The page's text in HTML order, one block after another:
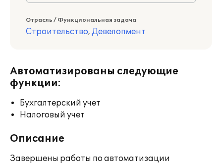
Отрасль / Функциональная задача
Строительство, Девелопмент
Автоматизированы следующие
функции:
Бухгалтерский учет
Налоговый учет
Описание
Завершены работы по автоматизации